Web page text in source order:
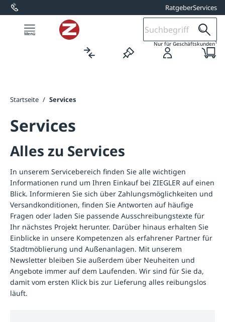
springen RatgeberServices
Nur für Geschäftskunden1
Startseite / Services
Services
Alles zu Services
In unserem Servicebereich finden Sie alle wichtigen
Informationen rund um Ihren Einkauf bei ZIEGLER auf einen
Blick. Informieren Sie sich über Zahlungsmöglichkeiten und
Versandkonditionen, finden Sie Antworten auf häufige
Fragen oder laden Sie passende Ausschreibungstexte für
Ihr nächstes Projekt herunter. Darüber hinaus erhalten Sie
Einblicke in unsere Kompetenzen als erfahrener Partner für
Stadtmöblierung und Außenanlagen. Mit unserem
Newsletter bleiben Sie außerdem über Neuheiten und
Angebote immer auf dem Laufenden. Wir sind für Sie da,
damit vom ersten Klick bis zur Lieferung alles reibungslos
läuft.